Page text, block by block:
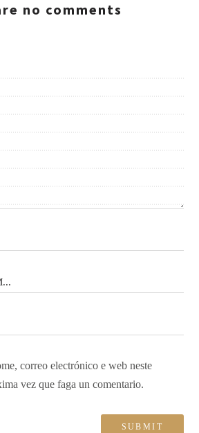
no comments
correo electrónico e web neste
vez que faga un comentario.